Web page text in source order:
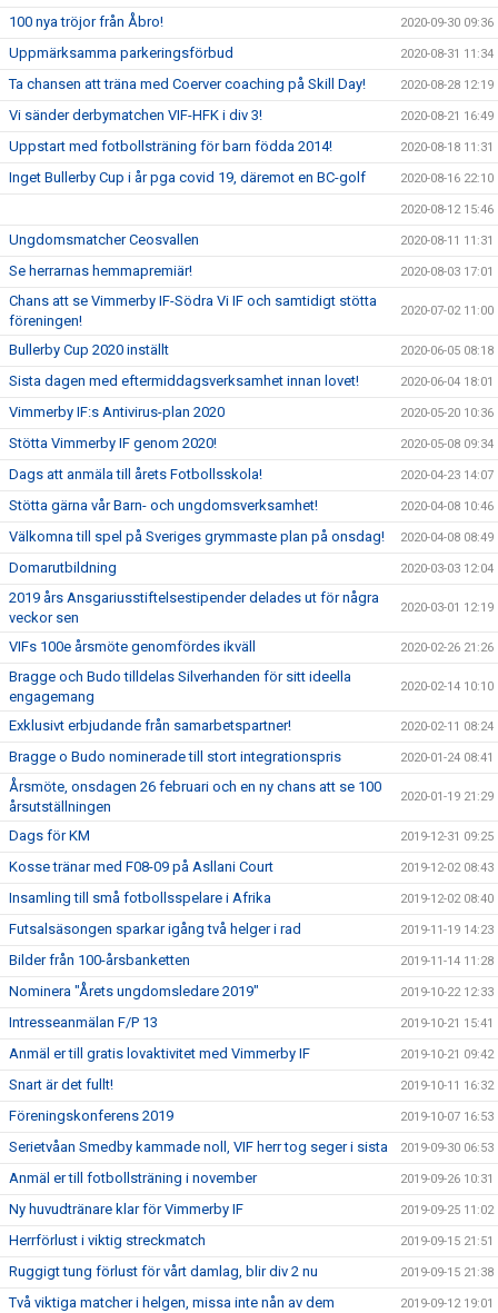
100 nya tröjor från Åbro! 2020-09-30 09:36
Uppmärksamma parkeringsförbud 2020-08-31 11:34
Ta chansen att träna med Coerver coaching på Skill Day! 2020-08-28 12:19
Vi sänder derbymatchen VIF-HFK i div 3! 2020-08-21 16:49
Uppstart med fotbollsträning för barn födda 2014! 2020-08-18 11:31
Inget Bullerby Cup i år pga covid 19, däremot en BC-golf 2020-08-16 22:10
2020-08-12 15:46
Ungdomsmatcher Ceosvallen 2020-08-11 11:31
Se herrarnas hemmapremiär! 2020-08-03 17:01
Chans att se Vimmerby IF-Södra Vi IF och samtidigt stötta
föreningen!
2020-07-02 11:00
Bullerby Cup 2020 inställt 2020-06-05 08:18
Sista dagen med eftermiddagsverksamhet innan lovet! 2020-06-04 18:01
Vimmerby IF:s Antivirus-plan 2020 2020-05-20 10:36
Stötta Vimmerby IF genom 2020! 2020-05-08 09:34
Dags att anmäla till årets Fotbollsskola! 2020-04-23 14:07
Stötta gärna vår Barn- och ungdomsverksamhet! 2020-04-08 10:46
Välkomna till spel på Sveriges grymmaste plan på onsdag! 2020-04-08 08:49
Domarutbildning 2020-03-03 12:04
2019 års Ansgariusstiftelsestipender delades ut för några
veckor sen
2020-03-01 12:19
VIFs 100e årsmöte genomfördes ikväll 2020-02-26 21:26
Bragge och Budo tilldelas Silverhanden för sitt ideella
engagemang
2020-02-14 10:10
Exklusivt erbjudande från samarbetspartner! 2020-02-11 08:24
Bragge o Budo nominerade till stort integrationspris 2020-01-24 08:41
Årsmöte, onsdagen 26 februari och en ny chans att se 100
årsutställningen
2020-01-19 21:29
Dags för KM 2019-12-31 09:25
Kosse tränar med F08-09 på Asllani Court 2019-12-02 08:43
Insamling till små fotbollsspelare i Afrika 2019-12-02 08:40
Futsalsäsongen sparkar igång två helger i rad 2019-11-19 14:23
Bilder från 100-årsbanketten 2019-11-14 11:28
Nominera "Årets ungdomsledare 2019" 2019-10-22 12:33
Intresseanmälan F/P 13 2019-10-21 15:41
Anmäl er till gratis lovaktivitet med Vimmerby IF 2019-10-21 09:42
Snart är det fullt! 2019-10-11 16:32
Föreningskonferens 2019 2019-10-07 16:53
Serietvåan Smedby kammade noll, VIF herr tog seger i sista 2019-09-30 06:53
Anmäl er till fotbollsträning i november 2019-09-26 10:31
Ny huvudtränare klar för Vimmerby IF 2019-09-25 11:02
Herrförlust i viktig streckmatch 2019-09-15 21:51
Ruggigt tung förlust för vårt damlag, blir div 2 nu 2019-09-15 21:38
Två viktiga matcher i helgen, missa inte nån av dem 2019-09-12 19:01